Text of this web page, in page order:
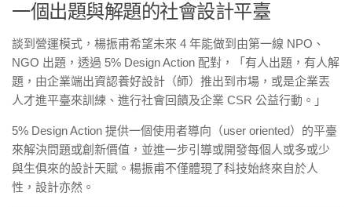
一個出題與解題的社會設計平臺
談到營運模式，楊振甫希望未來 4 年能做到由第一線 NPO、
NGO 出題，透過 5% Design Action 配對，「有人出題，有人解
題，由企業端出資認養好設計（師）推出到市場，或是企業丟
人才進平臺來訓練、進行社會回饋及企業 CSR 公益行動。」
5% Design Action 提供一個使用者導向（user oriented）的平臺
來解決問題或創新價值，並進一步引導或開發每個人或多或少
與生俱來的設計天賦。楊振甫不僅體現了科技始終來自於人
性，設計亦然。